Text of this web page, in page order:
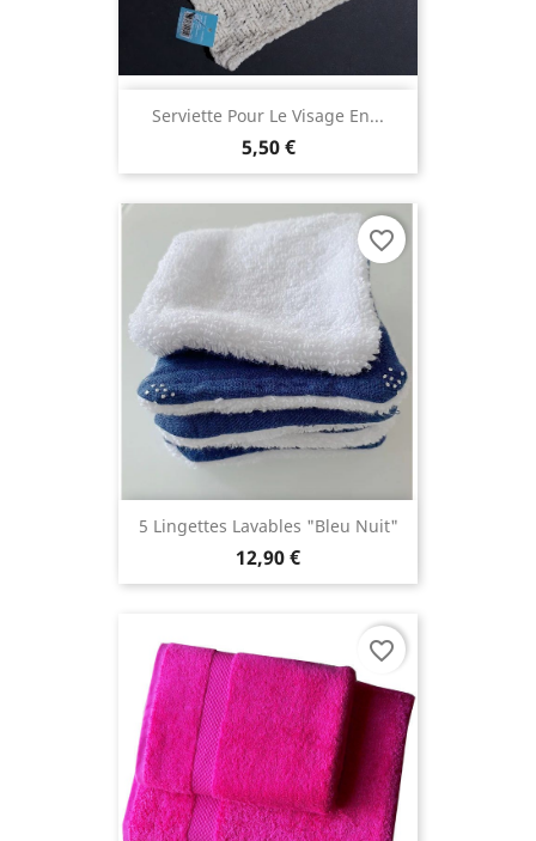
Serviette Pour Le Visage En...
5,50 €
5 Lingettes Lavables "Bleu Nuit"
12,90 €
favorite_border
favorite_border